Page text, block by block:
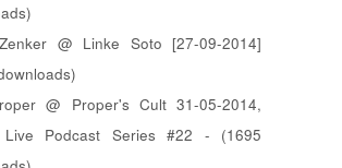
@ Linke Soto [27-09-2014]
@ Proper's Cult 31-05-2014,
Live Podcast Series #22 - (1695